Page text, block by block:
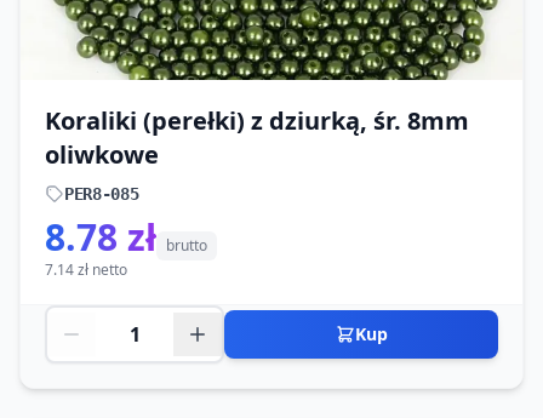
Koraliki (perełki) z dziurką, śr. 8mm
oliwkowe
PER8-085
8.78 zł brutto
7.14 zł netto
Kup